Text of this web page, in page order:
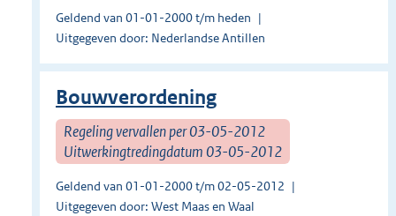
Geldend van 01-01-2000 t/m heden
Uitgegeven door: Nederlandse Antillen
Bouwverordening
Regeling vervallen per 03-05-2012
Uitwerkingtredingdatum 03-05-2012
Geldend van 01-01-2000 t/m 02-05-2012
Uitgegeven door: West Maas en Waal